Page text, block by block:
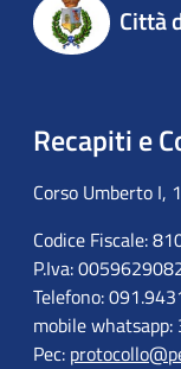
Città
Recapiti e
Corso Umberto I,
Codice Fiscale:
P.Iva:
Telefono:
mobile
Pec: